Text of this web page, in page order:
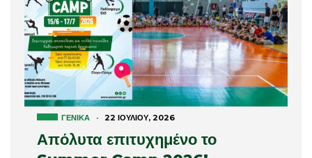
ΓΕΝΙΚΆ · 22 ΙΟΥΛΊΟΥ, 2026
Απόλυτα επιτυχημένο το